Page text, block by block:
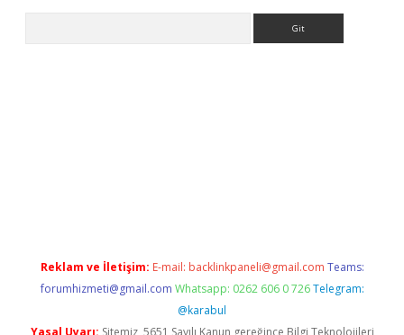
Reklam ve İletişim: E-mail: backlinkpaneli@gmail.com Teams:
forumhizmeti@gmail.com Whatsapp: 0262 606 0 726 Telegram:
@karabul
Yasal Uyarı: Sitemiz, 5651 Sayılı Kanun gereğince Bilgi Teknolojileri